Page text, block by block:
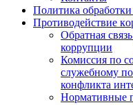
Политика
Прoтивoдeйствие
Обратная
коррупции
Комиссия по
служебному
конфликта
Нормативные